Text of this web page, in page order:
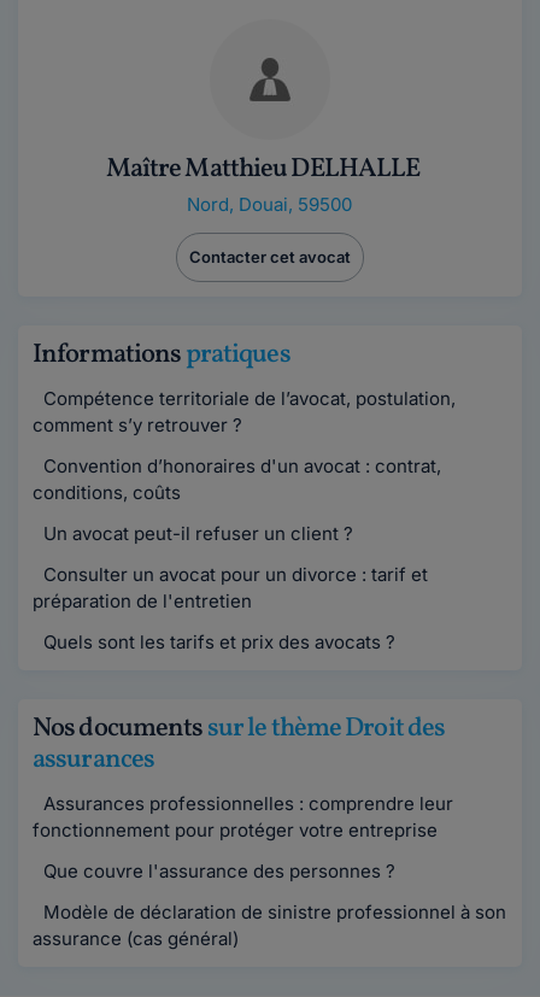
Maître Matthieu DELHALLE
Nord, Douai, 59500
Contacter cet avocat
Informationspratiques
Compétence territoriale de l’avocat, postulation,
comment s’y retrouver ?
Convention d’honoraires d'un avocat : contrat,
conditions, coûts
Un avocat peut-il refuser un client ?
Consulter un avocat pour un divorce : tarif et
préparation de l'entretien
Quels sont les tarifs et prix des avocats ?
Nos documentssur le thème Droit des
assurances
Assurances professionnelles : comprendre leur
fonctionnement pour protéger votre entreprise
Que couvre l'assurance des personnes ?
Modèle de déclaration de sinistre professionnel à son
assurance (cas général)